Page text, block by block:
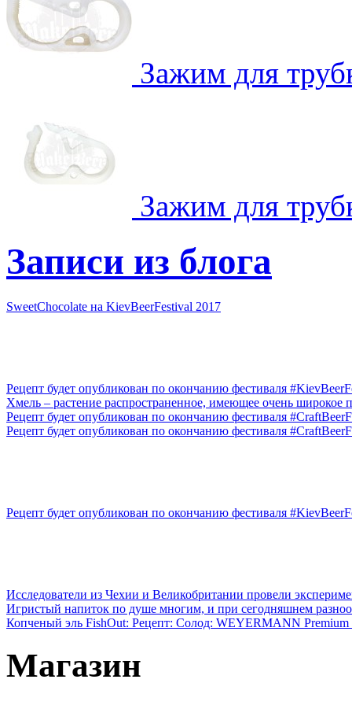
Зажим для
Зажим для
Записи из блога
SweetChocolate на KievBeerFestival 2017
Рецепт будет опубликован по окончанию фестиваля
Xмель – растение распространенное, имеющее очень широкое
Рецепт будет опубликован по окончанию фестиваля
Рецепт будет опубликован по окончанию фестиваля
Рецепт будет опубликован по окончанию фестиваля
Исследователи из Чехии и Великобритании провели
Игристый напиток по душе многим, и при сегодняшнем
Копченый эль FishOut: Рецепт: Солод: WEYERMANN
Магазин